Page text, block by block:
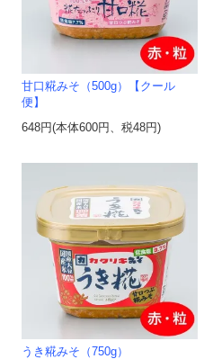
甘口糀みそ（500g）【クール
便】
648円(本体600円、税48円)
うき糀みそ（750g）